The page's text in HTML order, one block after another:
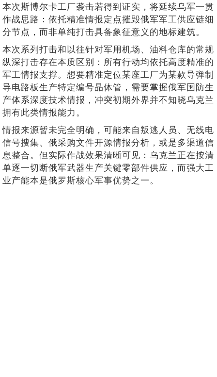
本次斯博尔卡工厂袭击若得到证实，将延续乌军一贯
作战思路：依托精准情报定点摧毁俄军军工供应链细
分节点，而非单纯打击具备象征意义的地标建筑。
本次系列打击和以往针对军用机场、油料仓库的常规
纵深打击存在本质区别：所有行动均依托高度精准的
军工情报支撑。想要精准定位某座工厂为某款导弹制
导电路板生产特定编号晶体管，需要掌握俄军国防生
产体系深度技术情报，冲突初期外界并不知晓乌克兰
拥有此类情报能力。
情报来源暂未完全明确，可能来自叛逃人员、无线电
信号搜集、俄采购文件开源情报分析，或是多渠道信
息整合。但实际作战效果清晰可见：乌克兰正在按清
单逐一切断俄军武器生产关键零部件供应，而强大工
业产能本是俄罗斯核心军事优势之一。